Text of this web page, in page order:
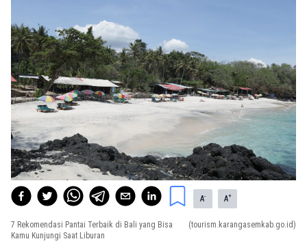
A- A+
7 Rekomendasi Pantai Terbaik di Bali yang Bisa
Kamu Kunjungi Saat Liburan
(tourism.karangasemkab.go.id)